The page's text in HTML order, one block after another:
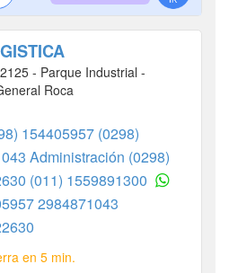
- Parque Industrial -
Roca
154405957 (0298)
Administración (0298)
(011) 1559891300
2984871043
en 5 min.